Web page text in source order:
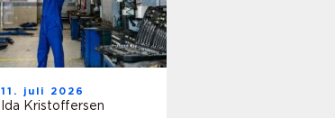
11. juli 2026
Ida Kristoffersen